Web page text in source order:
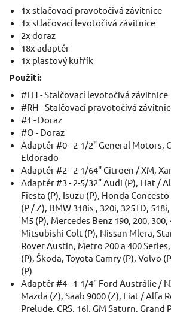
1x stlačovací pravotočivá závitnice
1x stlačovací levotočivá závitnice
2x doraz
18x adaptér
1x plastový kufřík
Použití:
#LH - Stalčovací levotočivá závitnice
#RH - Stalčovací pravotočivá
#1 - Doraz
#O - Doraz
Adaptér #0 - 2-1/2" General Motors,
Eldorado
Adaptér #2 - 2-1/64" Citroen / XM,
Adaptér #3 - 2-5/32" Audi (P), Fiat /
Fiesta (P), Isuzu (P), Honda
(P / Z), BMW 318is , 320i, 325TD,
M5 (P), Mercedes Benz 190, 200, 300,
Mitsubishi Colt (P), Nissan Mlera,
Rover Austin, Metro 200 a 400
(P), Škoda, Toyota Camry (P), Volvo
(P)
Adaptér #4 - 1-1/4" Ford Austrálie /
Mazda (Z), Saab 9000 (Z), Fiat / Alfa
Prelude, CRS, 16i, GM Saturn, Grand